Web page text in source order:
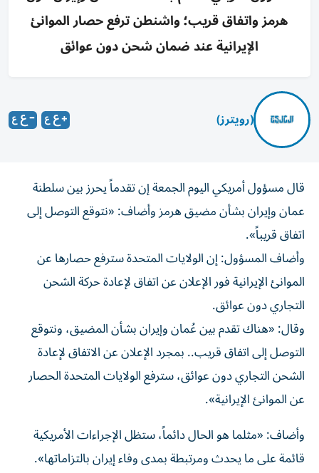
هرمز واتفاق قريب؛ واشنطن ترفع حصار الموانئ
الإيرانية عند ضمان شحن دون عوائق
(رويترز)
قال مسؤول ‌أمريكي اليوم الجمعة ​إن ⁠تقدماً يحرز بين سلطنة
‌عمان و‌إيران بشأن مضيق هرمز وأضاف: «نتوقع ‌التوصل إلى
اتفاق قريباً».
وأضاف ⁠المسؤول: إن الولايات المتحدة سترفع حصارها عن
الموانئ الإيرانية فور الإعلان عن اتفاق لإعادة حركة ​الشحن
التجاري دون عوائق.
وقال: «هناك ‌تقدم بين عُمان وإيران بشأن المضيق، ⁠ونتوقع
التوصل إلى اتفاق قريب.. بمجرد الإعلان عن الاتفاق ​لإعادة
‌الشحن التجاري دون ‌عوائق، سترفع الولايات المتحدة الحصار
عن الموانئ الإيرانية».
وأضاف: «مثلما ‌هو ‌الحال دائماً، ⁠ستظل الإجراءات ‌الأمريكية
قائمة على ما يحدث ومرتبطة بمدى وفاء ⁠إيران ​بالتزاماتها».